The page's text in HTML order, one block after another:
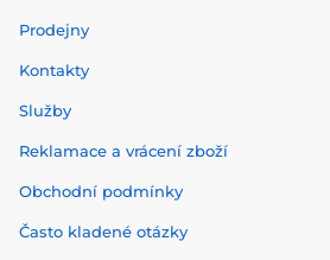
Prodejny
Kontakty
Služby
Reklamace a vrácení zboží
Obchodní podmínky
Často kladené otázky